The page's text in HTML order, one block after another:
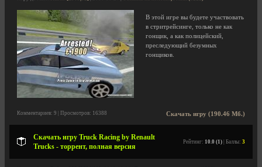
В этой игре вы будете участвовать
в стритрейсинге, только не как
гонщик, а как полицейский,
преследующий безумных
гонщиков.
Скачать игру (190.46 Мб.)
Комментариев: 9 | Просмотров: 16388
Скачать игру Truck Racing by Renault
Trucks - торрент, полная версия
Рейтинг: 10.0 (1) | Баллы: 3